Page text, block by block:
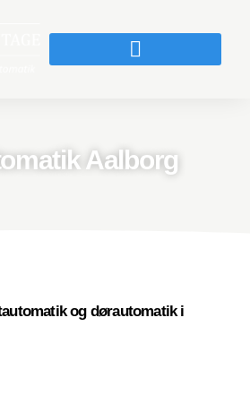
Aalborg
og dørautomatik i